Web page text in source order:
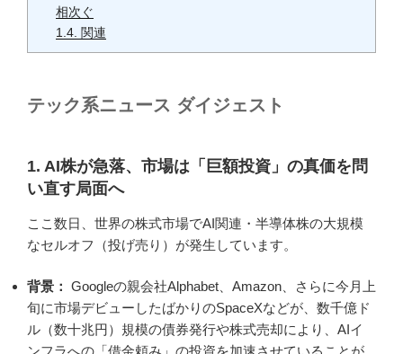
相次ぐ
1.4. 関連
テック系ニュース ダイジェスト
1. AI株が急落、市場は「巨額投資」の真価を問
い直す局面へ
ここ数日、世界の株式市場でAI関連・半導体株の大規模
なセルオフ（投げ売り）が発生しています。
背景： Googleの親会社Alphabet、Amazon、さらに今月上
旬に市場デビューしたばかりのSpaceXなどが、数千億ド
ル（数十兆円）規模の債券発行や株式売却により、AIイ